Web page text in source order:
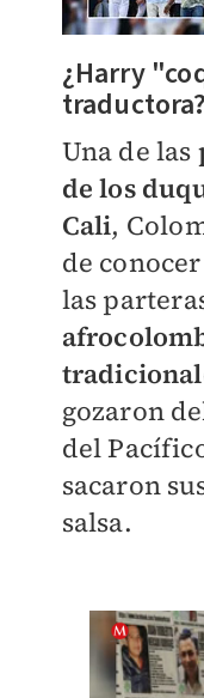
¿Harry
traductora?
Una de las
de los
Cali,
de
las
gozaron
del
sacaron
salsa.